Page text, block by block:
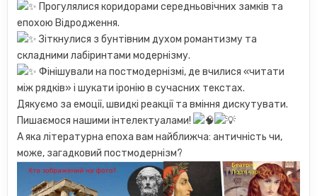
Прогулялися коридорами середньовічних замків та
епохою Відродження.
Зіткнулися з бунтівним духом романтизму та
складними лабіринтами модернізму.
Фінішували на постмодернізмі, де вчилися «читати
між рядків» і шукати іронію в сучасних текстах.
Дякуємо за емоції, швидкі реакції та вміння дискутувати.
Пишаємося нашими інтелектуалами!
А яка літературна епоха вам найближча: античність чи,
може, загадковий постмодернізм?